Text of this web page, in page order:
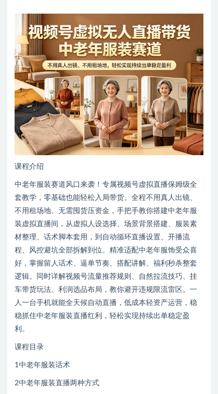
课程介绍
中老年服装赛道风口来袭！专属视频号虚拟直播保姆级全
套教学，零基础也能轻松入局带货。全程不用真人出镜、
不用租场地、无需囤货压资金，手把手教你搭建中老年服
装虚拟直播间，从虚拟人设选择、场景背景搭建、服装素
材整理、话术脚本套用，到自动循环直播设置、开播流
程、风控避坑全部拆解到位。精准适配中老年服饰受众喜
好，掌握留人话术、逼单节奏、搭配讲解、福利秒杀整套
逻辑。同时详解视频号流量推荐规则、自然拉流技巧、挂
车带货玩法、利润选品布局，教你避开违规限流雷区。一
人一台手机就能全天候自动直播，低成本轻资产运营，稳
稳抓住中老年服装直播红利，轻松实现持续出单稳定盈
利。
课程目录
1中老年服装话术
2中老年服装直播两种方式